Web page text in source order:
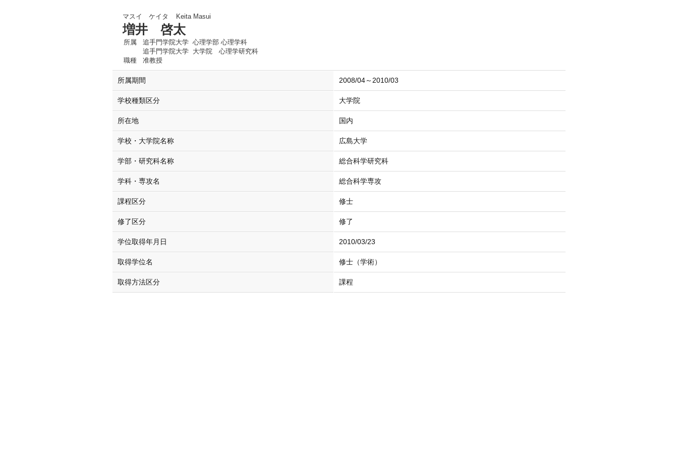
マスイ ケイタ Keita Masui
増井 啓太
所属
追手門学院大学 心理学部 心理学科
追手門学院大学 大学院 心理学研究科
職種
准教授
所属期間 2008/04～2010/03
学校種類区分 大学院
所在地 国内
学校・大学院名称 広島大学
学部・研究科名称 総合科学研究科
学科・専攻名 総合科学専攻
課程区分 修士
修了区分 修了
学位取得年月日 2010/03/23
取得学位名 修士（学術）
取得方法区分 課程